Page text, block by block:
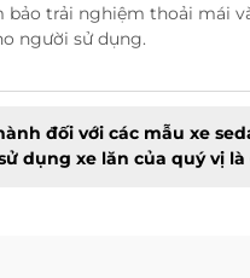
bảo trải nghiệm thoải mái
người sử dụng.
đối với các mẫu xe
dụng xe lăn của quý vị là